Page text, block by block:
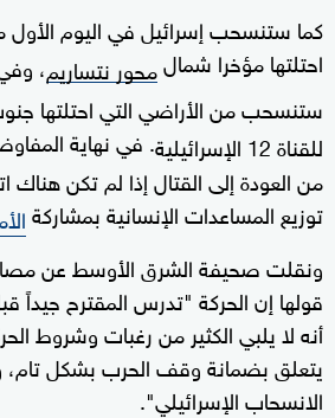
كما ستنسحب إسرائيل في اليوم الأول
احتلتها مؤخرا شمالمحور نتساريم،
ستنسحب من الأراضي التي احتلتها
للقناة 12 الإسرائيلية
. في نهاية
من العودة إلى القتال إذا لم تكن هناك
توزيع المساعدات الإنسانية بمشاركة
ونقلت صحيفة الشرق الأوسط عن
قولها إن الحركة "تدرس المقترح جيداً
أنه لا يلبي الكثير من رغبات وشروط
يتعلق بضمانة وقف الحرب بشكل
الانسحاب الإسرائيلي".